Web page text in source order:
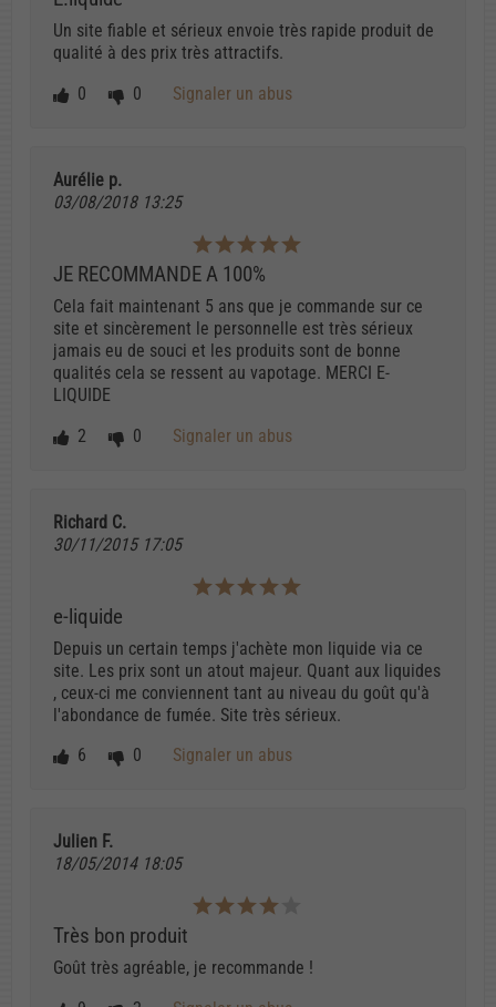
Un site fiable et sérieux envoie très rapide produit de
qualité à des prix très attractifs.
0
0 Signaler un abus
Aurélie p.
03/08/2018 13:25
JE RECOMMANDE A 100%
Cela fait maintenant 5 ans que je commande sur ce
site et sincèrement le personnelle est très sérieux
jamais eu de souci et les produits sont de bonne
qualités cela se ressent au vapotage. MERCI E-
LIQUIDE
2
0 Signaler un abus
Richard C.
30/11/2015 17:05
e-liquide
Depuis un certain temps j'achète mon liquide via ce
site. Les prix sont un atout majeur. Quant aux liquides
, ceux-ci me conviennent tant au niveau du goût qu'à
l'abondance de fumée. Site très sérieux.
6
0 Signaler un abus
Julien F.
18/05/2014 18:05
Très bon produit
Goût très agréable, je recommande !